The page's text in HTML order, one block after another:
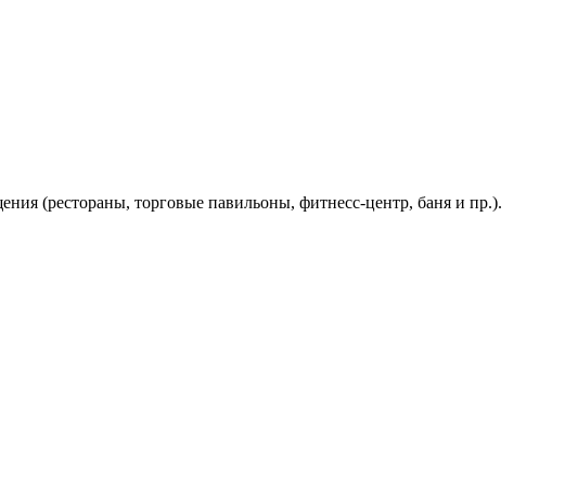
(рестораны, торговые павильоны, фитнесс-центр, баня и пр.).